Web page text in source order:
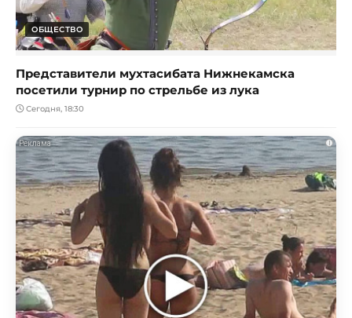
ОБЩЕСТВО
Представители мухтасибата Нижнекамска
посетили турнир по стрельбе из лука
Сегодня, 18:30
i